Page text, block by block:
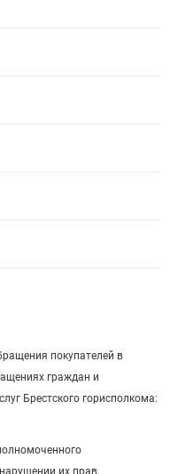
покупателей в
граждан и
Брестского горисполкома:
их прав,